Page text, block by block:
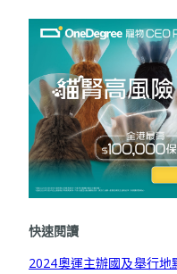
快速閱讀
2024奧運主辦國及舉行地